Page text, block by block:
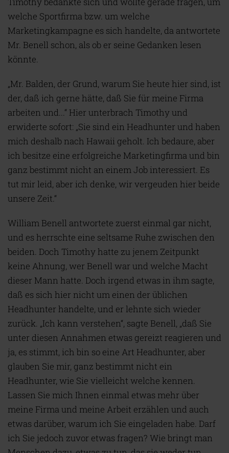
welche Sportfirma bzw. um welche
Marketingkampagne es sich handelte, da antwortete
Mr. Benell schon, als ob er seine Gedanken lesen
könnte.
„Mr. Balden, der Grund, warum Sie heute hier sind, ist
der, daß ich gerne hätte, daß Sie für meine Firma
arbeiten und...“ Hier unterbrach Timothy und
erwiderte sofort: „Sie sind ein Headhunter und haben
mich deshalb nach Hawaii geholt. Ich bedaure, aber
ich besitze eine erfolgreiche Marketingfirma und bin
ganz bestimmt nicht an einem Job interessiert. Es
tut mir leid, aber ich denke, wir vergeuden hier beide
unsere Zeit.“
William Benell antwortete zuerst einmal gar nicht,
und es herrschte eine seltsame Ruhe zwischen den
beiden. Doch Timothy hatte zu jenem Zeitpunkt
keine Ahnung, wer Benell war und welche Macht
dieser Mann hatte. Doch irgend etwas in ihm sagte,
daß es sich hier nicht um einen der üblichen
Headhunter handelte, und er lehnte sich wieder
zurück. „Ich kann verstehen“, sagte Benell, „daß Sie
unter diesen Annahmen etwas gereizt reagieren und
ja, es stimmt, ich bin so eine Art Headhunter, aber
glauben Sie mir, ganz bestimmt nicht ein
Headhunter, wie Sie vielleicht welche kennen.
Lassen Sie mich Ihnen einmal etwas mehr über
meine Firma und meine Arbeit erzählen und auch
etwas darüber, warum ich Sie eingeladen habe. Darf
ich Sie jedoch zuvor etwas fragen? Wie bringt man